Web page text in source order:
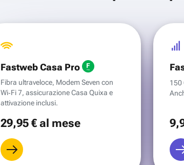
Fastweb Casa Pro
Fibra ultraveloce, Modem Seven con
Wi‑Fi 7, assicurazione Casa Quixa e
attivazione inclusi.
29,95 €al mese
150
9